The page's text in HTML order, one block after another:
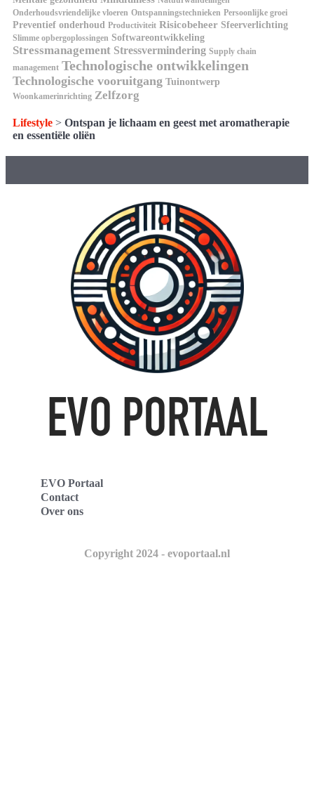
Onderhoudsvriendelijke vloeren Ontspanningstechnieken Persoonlijke groei
Preventief onderhoud Productiviteit Risicobeheer Sfeerverlichting
Slimme opbergoplossingen Softwareontwikkeling
Stressmanagement Stressvermindering Supply chain
management Technologische ontwikkelingen
Technologische vooruitgang Tuinontwerp
Woonkamerinrichting Zelfzorg
Lifestyle > Ontspan je lichaam en geest met aromatherapie
en essentiële oliën
EVO Portaal
Contact
Over ons
Copyright 2024 - evoportaal.nl